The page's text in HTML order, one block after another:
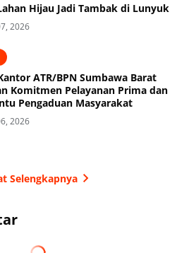
Hijau Jadi Tambak di Lunyuk
2026
ATR/BPN Sumbawa Barat
Komitmen Pelayanan Prima dan
Pengaduan Masyarakat
2026
Selengkapnya